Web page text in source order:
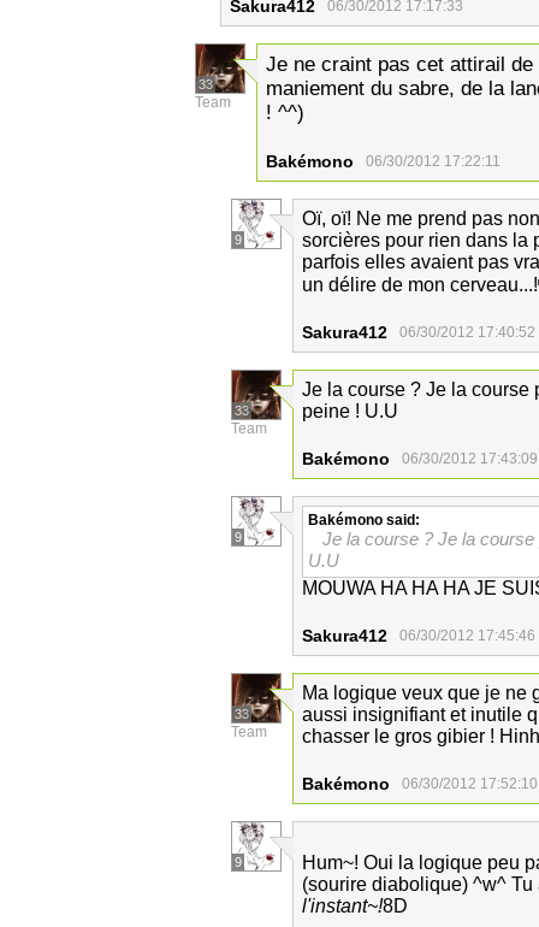
Sakura412 06/30/2012 17:17:33
33
Team
Je ne craint pas cet attirail
maniement du sabre, de la
! ^^)
Bakémono 06/30/2012 17:22:11
9
Oï, oï! Ne me prend pas
sorcières pour rien dans la
parfois elles avaient pas
un délire de mon cerveau...!
Sakura412 06/30/2012 17:40:52
33
Team
Je la course ? Je la course
peine ! U.U
Bakémono 06/30/2012 17:43:09
9
Bakémono said:
Je la course ? Je la
U.U
MOUWA HA HA HA JE
Sakura412 06/30/2012 17:45:46
33
Team
Ma logique veux que je ne
aussi insignifiant et inutile
chasser le gros gibier !
Bakémono 06/30/2012 17:52:10
9
Hum~! Oui la logique peu
(sourire diabolique) ^w^
l'instant~!8D